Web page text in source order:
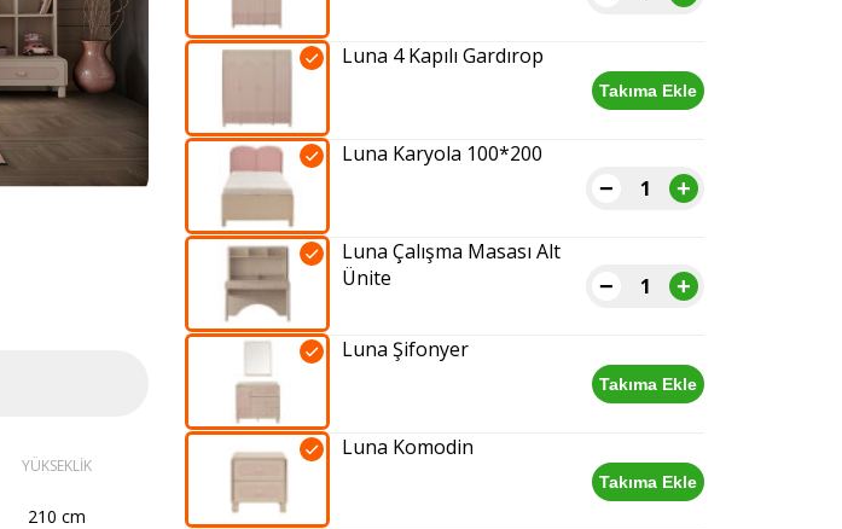
Gardırop
adet
Luna
Gardırop
Takıma Ekle
Luna 4 Kapılı Gardırop
Luna
adet
+
−
Luna Karyola 100*200
Luna
Alt
Ünite
+
−
Luna Çalışma Masası Alt
Ünite
Luna
Takıma Ekle
Luna Şifonyer
Luna
Takıma Ekle
Luna Komodin
YÜKSEKLİK
210 cm